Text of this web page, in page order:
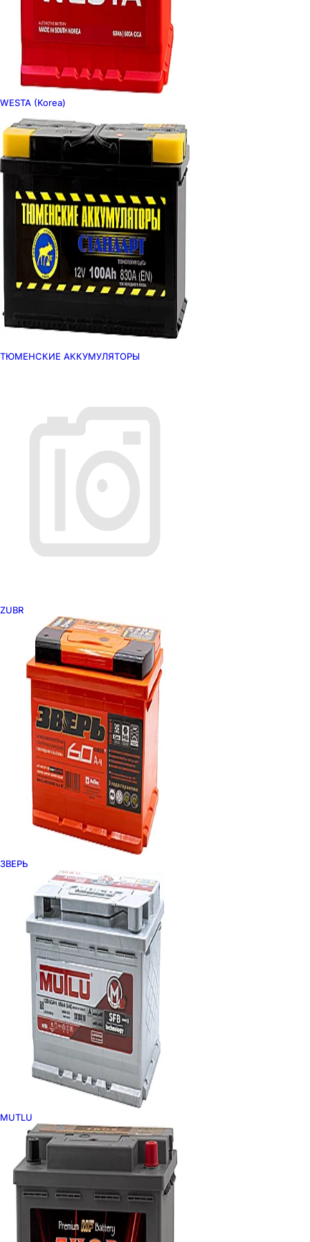
WESTA (Korea)
ТЮМЕНСКИЕ АККУМУЛЯТОРЫ
ZUBR
ЗВЕРЬ
MUTLU